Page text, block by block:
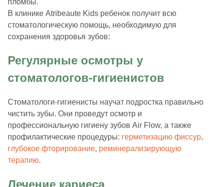
В клинике Atribeaute Kids ребенок получит всю
стоматологическую помощь, необходимую для
сохранения здоровья зубов:
Регулярные осмотры у
стоматологов-гигиенистов
Стоматологи-гигиенисты научат подростка правильно
чистить зубы. Они проведут осмотр и
профессиональную гигиену зубов Air Flow, а также
профилактические процедуры: герметизацию фиссур,
глубокое фторирование, реминерализирующую
терапию.